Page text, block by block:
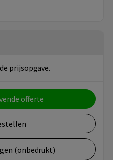
prijsopgave.
offerte
(onbedrukt)